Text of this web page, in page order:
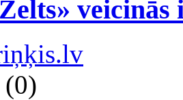
veicinās
(0)